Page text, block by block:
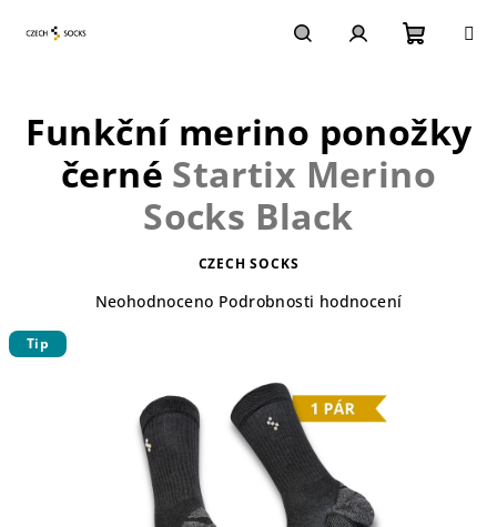
košík
Funkční merino ponožky
černé Startix Merino
Socks Black
CZECH SOCKS
Průměrné
hvězdiček.
Neohodnoceno Podrobnosti hodnocení
Tip